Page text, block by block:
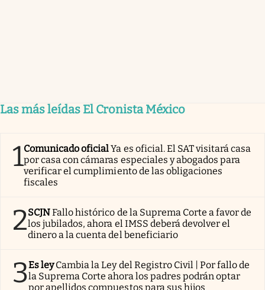
Las más leídas El Cronista México
1Comunicado oficialYa es oficial. El SAT visitará casa
por casa con cámaras especiales y abogados para
verificar el cumplimiento de las obligaciones
fiscales
2SCJNFallo histórico de la Suprema Corte a favor de
los jubilados, ahora el IMSS deberá devolver el
dinero a la cuenta del beneficiario
3Es ley Cambia la Ley del Registro Civil | Por fallo de
la Suprema Corte ahora los padres podrán optar
por apellidos compuestos para sus hijos